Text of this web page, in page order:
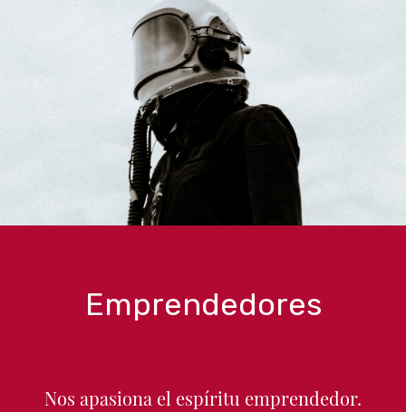
Emprendedores
Nos apasiona el espíritu emprendedor.